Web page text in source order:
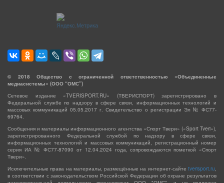
© 2018 Общество с ограниченной ответственностью «Объединенные
медиасистемы» (ООО “ОМС”)
Сетевое издание «TVERISPORT.RU» (ТВЕРИСПОРТ) зарегистрировано в
Федеральной службе по надзору в сфере связи, информационных технологий и
массовых коммуникаций 05.05.2017 г. Свидетельство о регистрации Эл № ФС77-
69764.
Сообщения и материалы информационного агентства «Спорт Твери» («Sport Tveri»),
зарегистрированного Федеральной службой по надзору в сфере связи,
информационных технологий и массовых коммуникаций, регистрационный номер
серия ИА № ФС77-87090 от 12.04.2024 года, сопровождаются пометкой «Спорт
Твери».
Исключительные права на материалы, размещённые на интернет-сайте tverisport.ru,
в соответствии с законодательством Российской Федерации об охране результатов